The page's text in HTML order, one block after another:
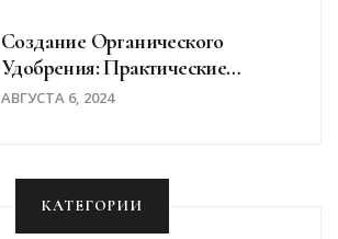
Создание Органического
Удобрения: Практические
Советы И Рекомендации
АВГУСТА 6, 2024
КАТЕГОРИИ